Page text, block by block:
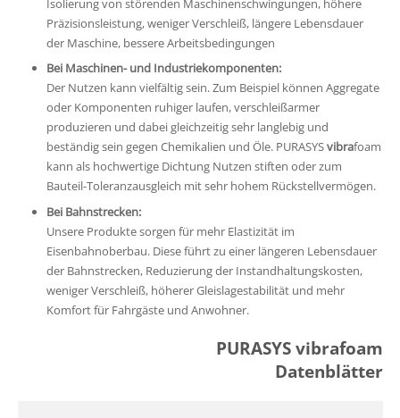
Präzisionsleistung, weniger Verschleiß, längere Lebensdauer
der Maschine, bessere Arbeitsbedingungen
Bei Maschinen- und Industriekomponenten:
Der Nutzen kann vielfältig sein. Zum Beispiel können Aggregate
oder Komponenten ruhiger laufen, verschleißarmer
produzieren und dabei gleichzeitig sehr langlebig und
beständig sein gegen Chemikalien und Öle. PURASYSvibrafoam
kann als hochwertige Dichtung Nutzen stiften oder zum
Bauteil-Toleranzausgleich mit sehr hohem Rückstellvermögen.
Bei Bahnstrecken:
Unsere Produkte sorgen für mehr Elastizität im
Eisenbahnoberbau. Diese führt zu einer längeren Lebensdauer
der Bahnstrecken, Reduzierung der Instandhaltungskosten,
weniger Verschleiß, höherer Gleislagestabilität und mehr
Komfort für Fahrgäste und Anwohner.
PURASYS vibrafoam
Datenblätter